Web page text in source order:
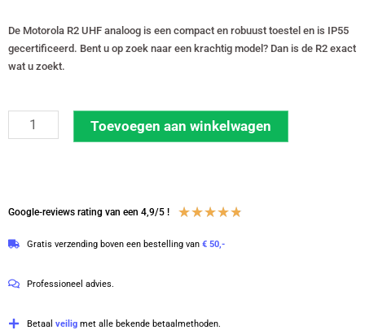
De Motorola R2 UHF analoog is een compact en robuust toestel en is IP55
gecertificeerd. Bent u op zoek naar een krachtig model? Dan is de R2 exact
wat u zoekt.
van
R2
analoge
laders
Toevoegen aan winkelwagen
Google-reviews rating van een 4,9/5 ! ★★★★★
Gratis verzending boven een bestelling van € 50,-
Professioneel advies.
Betaal veilig met alle bekende betaalmethoden.